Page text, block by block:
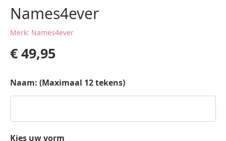
Names4ever
Merk: Names4ever
€49,95
Naam: (Maximaal 12 tekens)
Kies uw vorm